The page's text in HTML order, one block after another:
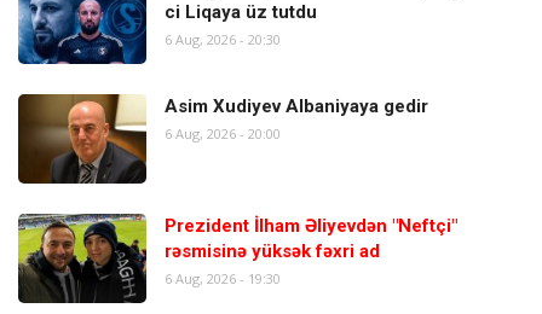
ci Liqaya üz tutdu
6 Aug, 2026 - 20:30
Asim Xudiyev Albaniyaya gedir
6 Aug, 2026 - 20:00
Prezident İlham Əliyevdən "Neftçi"
rəsmisinə yüksək fəxri ad
6 Aug, 2026 - 19:30